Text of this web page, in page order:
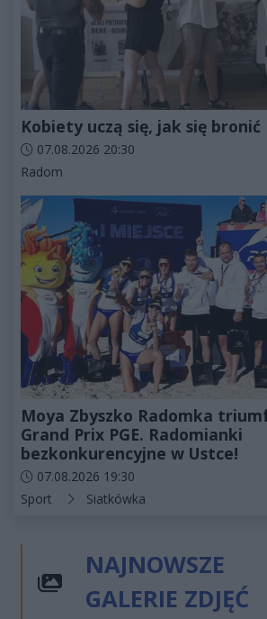
Kobiety uczą się, jak się bronić
Data dodania artykułu:
07.08.2026 20:30
Kategorie artykułu:
Radom
Moya Zbyszko Radomka
Grand Prix PGE. Radomianki
bezkonkurencyjne w Ustce!
Data dodania artykułu:
07.08.2026 19:30
Kategorie artykułu:
Sport Siatkówka
NAJNOWSZE
GALERIE ZDJĘĆ